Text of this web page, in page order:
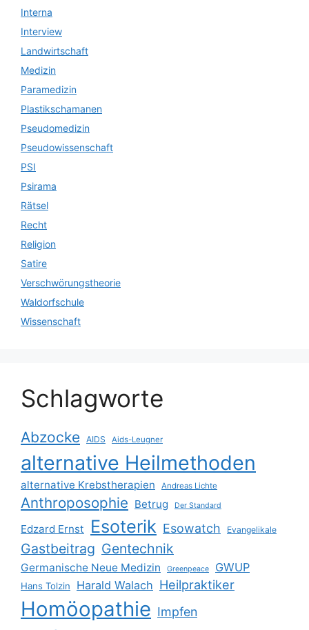
Interna
Interview
Landwirtschaft
Medizin
Paramedizin
Plastikschamanen
Pseudomedizin
Pseudowissenschaft
PSI
Psirama
Rätsel
Recht
Religion
Satire
Verschwörungstheorie
Waldorfschule
Wissenschaft
Schlagworte
Abzocke AIDS Aids-Leugner
alternative Heilmethoden
alternative Krebstherapien Andreas Lichte
Anthroposophie Betrug Der Standard
Edzard Ernst Esoterik Esowatch Evangelikale
Gastbeitrag Gentechnik
Germanische Neue Medizin Greenpeace GWUP
Hans Tolzin Harald Walach Heilpraktiker
Homöopathie Impfen